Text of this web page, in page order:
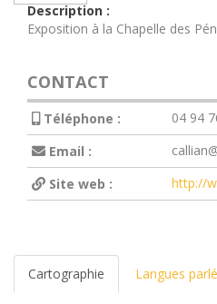
Description :
Exposition à la Chapelle des
CONTACT
Téléphone :
04 94
Email :
Site web :
http://
Cartographie Langues